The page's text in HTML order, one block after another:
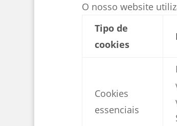
O nosso website
Tipo de
cookies
Cookies
essenciais